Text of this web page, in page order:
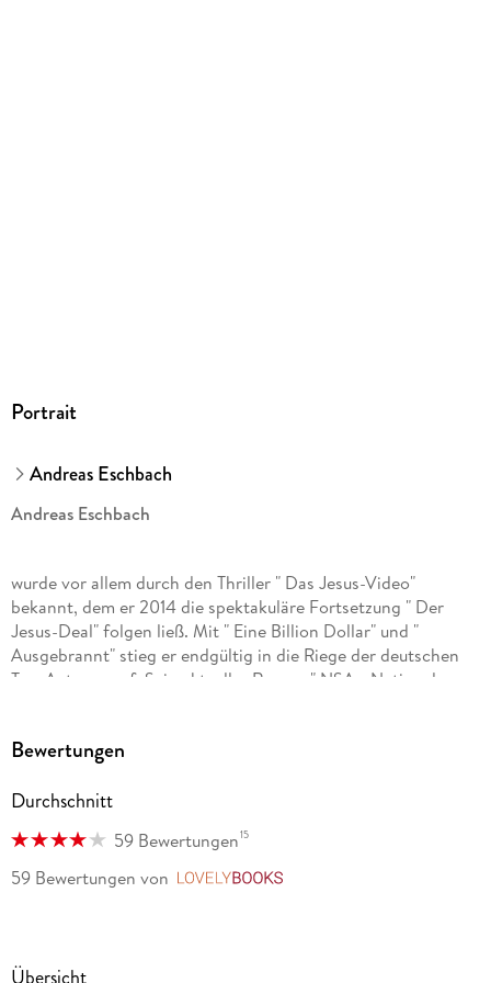
Portrait
Andreas Eschbach
Andreas Eschbach
wurde vor allem durch den Thriller " Das Jesus-Video"
bekannt, dem er 2014 die spektakuläre Fortsetzung " Der
Jesus-Deal" folgen ließ. Mit " Eine Billion Dollar" und "
Ausgebrannt" stieg er endgültig in die Riege der deutschen
Top-Autoren auf. Sein aktueller Roman " NSA - Nationales-
Spiegel-
Bestsellerliste
.
Robert Reinagl
ist seit dem Jahr 2000 Ensemblenmitglied des Wiener
Bewertungen
Durchschnitt
59 Bewertungen15
59 Bewertungen von